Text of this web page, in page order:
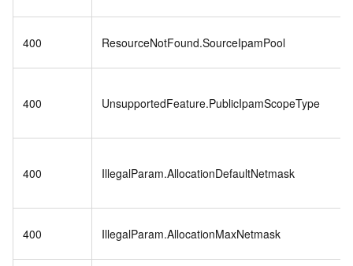
400 ResourceNotFound.SourceIpamPool
400 UnsupportedFeature.PublicIpamScopeType
400 IllegalParam.AllocationDefaultNetmask
400 IllegalParam.AllocationMaxNetmask